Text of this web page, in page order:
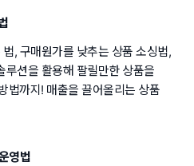
, 구매원가를 낮추는 상품 소싱법,
루션을 활용해 팔릴만한 상품을
법까지! 매출을 끌어올리는 상품
영법